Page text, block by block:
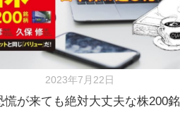
2023年7月22日
慌が来ても絶対大丈夫な株200